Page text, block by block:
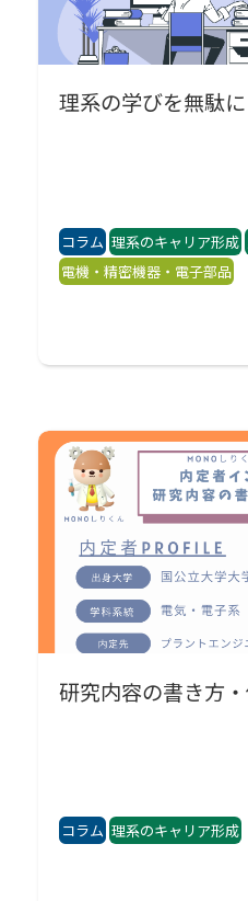
理系の学びを無駄に
コラム 理系のキャリア形成
電機・精密機器・電子部品
研究内容の書き方
コラム 理系のキャリア形成